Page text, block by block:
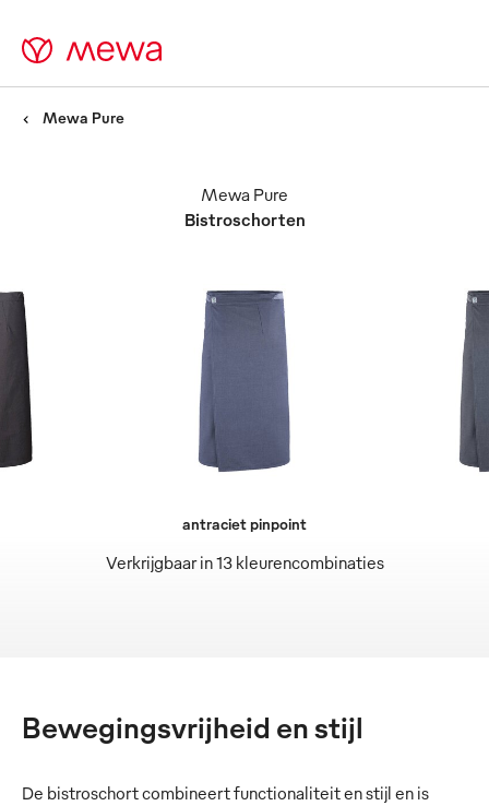
Mewa Pure
Bistroschorten
Mewa Pure
Verkrijgbaar in 13 kleurencombinaties
antraciet pinpoint
Bewegingsvrijheid en stijl
De bistroschort combineert functionaliteit en stijl en is